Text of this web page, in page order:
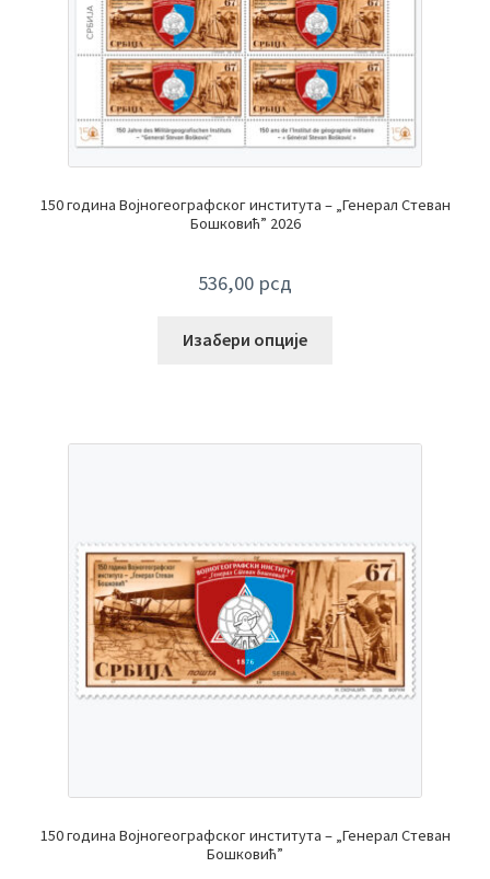
150 година Војногеографског института – „Генерал Стеван
Бошковић” 2026
536,00 рсд
Изабери опције
150 година Војногеографског института – „Генерал Стеван
Бошковић”